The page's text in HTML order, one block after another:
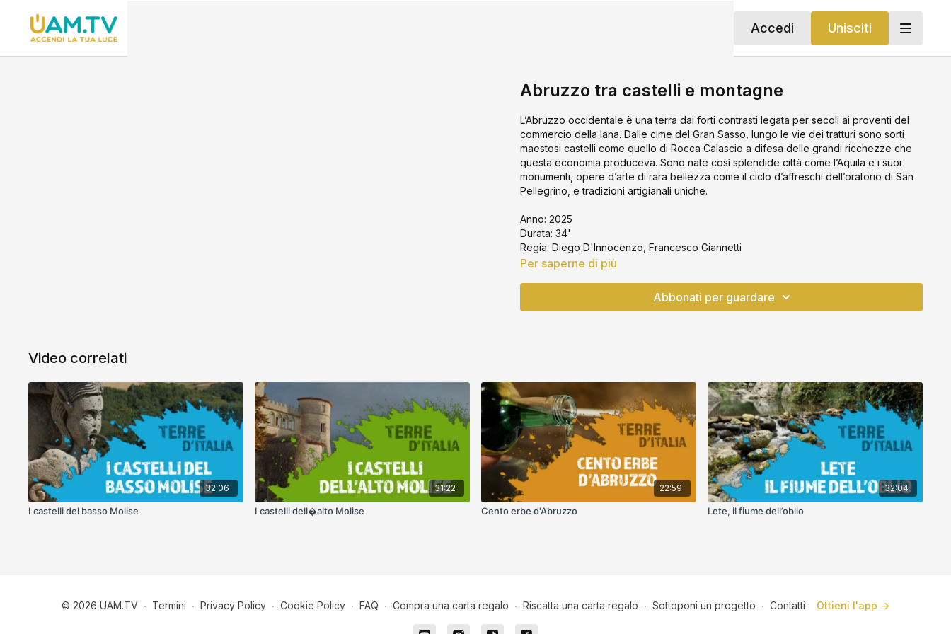
Accedi Unisciti
Abruzzo tra castelli e montagne
L’Abruzzo occidentale è una terra dai forti contrasti legata per secoli ai proventi del
commercio della lana. Dalle cime del Gran Sasso, lungo le vie dei tratturi sono sorti
maestosi castelli come quello di Rocca Calascio a difesa delle grandi ricchezze che
questa economia produceva. Sono nate così splendide città come l’Aquila e i suoi
monumenti, opere d’arte di rara bellezza come il ciclo d’affreschi dell’oratorio di San
Pellegrino, e tradizioni artigianali uniche.
Anno: 2025
Durata: 34'
Regia: Diego D'Innocenzo, Francesco Giannetti
Per saperne di più
Abbonati per guardare
Video correlati
32:06
I castelli del basso Molise
31:22
I castelli dell�alto Molise
22:59
Cento erbe d'Abruzzo
32:04
Lete, il fiume dell’oblio
© 2026 UAM.TV ∙ Termini ∙ Privacy Policy ∙ Cookie Policy ∙ FAQ ∙ Compra una carta regalo ∙ Riscatta una carta regalo ∙ Sottoponi un progetto ∙ Contatti Ottieni l'app ->